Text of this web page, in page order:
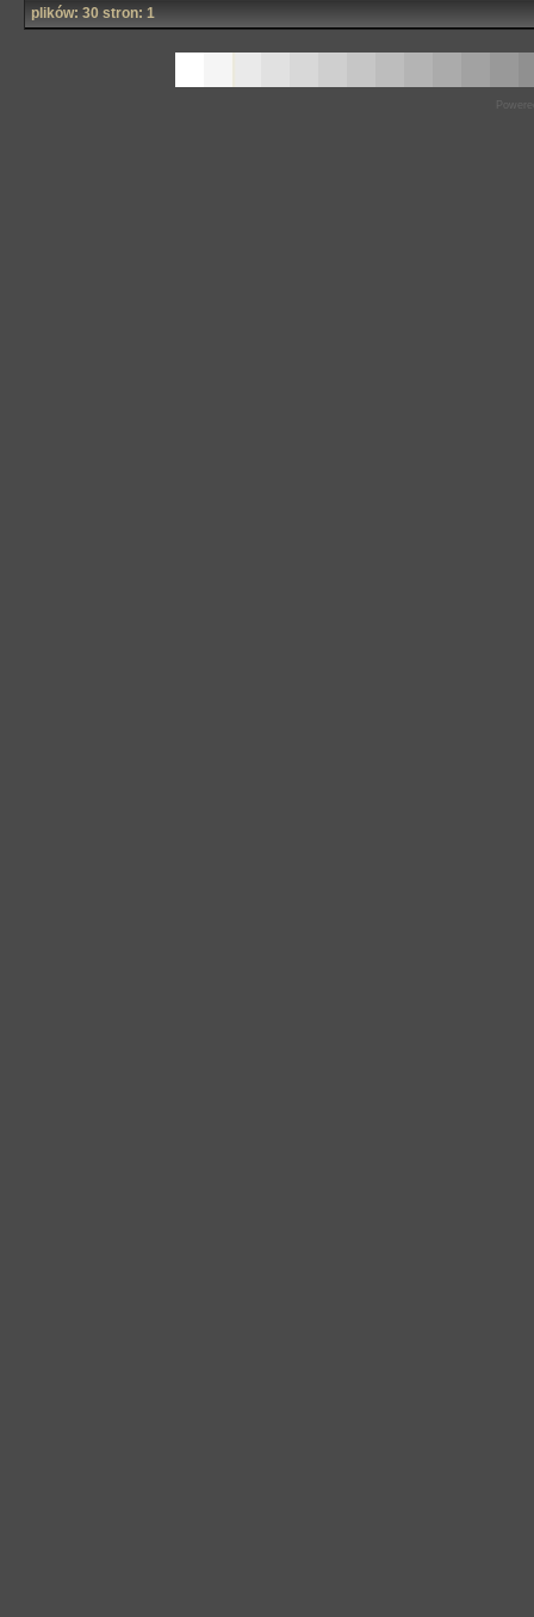
plików: 30 stron: 1